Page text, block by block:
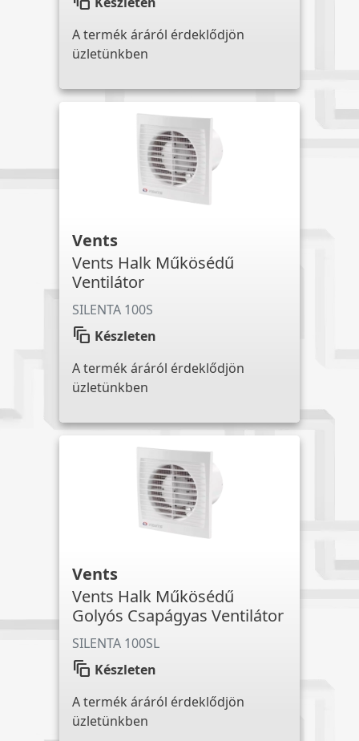
A termék áráról érdeklődjön
üzletünkben
Vents
Vents Halk Műkösédű
Ventilátor
SILENTA 100S
auto_awesome_motion Készleten
A termék áráról érdeklődjön
üzletünkben
Vents
Vents Halk Műkösédű
Golyós Csapágyas Ventilátor
SILENTA 100SL
auto_awesome_motion Készleten
A termék áráról érdeklődjön
üzletünkben